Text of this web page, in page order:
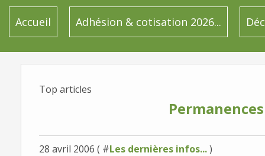
Accueil Adhésion & cotisation 2026...
Top articles
28 avril 2006 ( #Les dernières infos...)